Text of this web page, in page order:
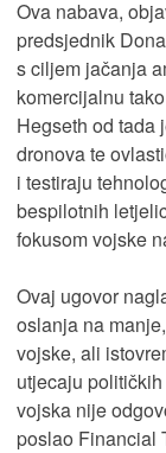
Ova nabava,
predsjednik
s ciljem jačanja
komercijalnu
Hegseth od tada
dronova te
i testiraju
bespilotnih
fokusom vojske
Ovaj ugovor
oslanja na
vojske, ali
utjecaju
vojska nije
poslao Financial